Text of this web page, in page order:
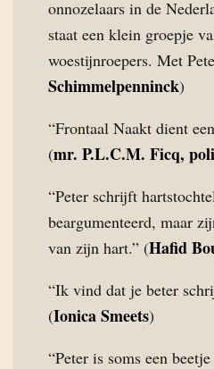
onnozelaars in de
staat een klein groepje
woestijnroepers. Met
Schimmelpenninck)
“Frontaal Naakt dient
(mr. P.L.C.M. Ficq,
“Peter schrijft
beargumenteerd, maar
van zijn hart.” (Hafid
“Ik vind dat je beter
(Ionica Smeets)
“Peter is soms een